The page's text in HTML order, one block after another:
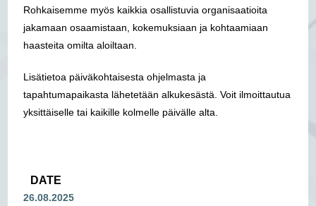
Rohkaisemme myös kaikkia osallistuvia organisaatioita
jakamaan osaamistaan, kokemuksiaan ja kohtaamiaan
haasteita omilta aloiltaan.
Lisätietoa päiväkohtaisesta ohjelmasta ja
tapahtumapaikasta lähetetään alkukesästä. Voit ilmoittautua
yksittäiselle tai kaikille kolmelle päivälle alta.
DATE
26.08.2025